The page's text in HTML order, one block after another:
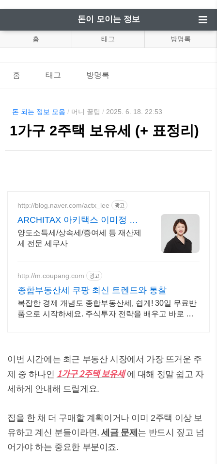
돈이 모이는 정보
홈 태그 방명록
홈 태그 방명록
돈 되는 정보 모음 / 머니 꿀팁 / 2025. 6. 18. 22:53
1가구 2주택 보유세 (+ 표정리)
http://blog.naver.com/actx_lee 광고
ARCHITAX 아키택스 이미정 세
무사
양도소득세/상속세/증여세 등 재산제
세 전문 세무사
http://m.coupang.com 광고
종합부동산세 쿠팡 최신 트렌드와 통찰
복잡한 경제 개념도 종합부동산세, 쉽게! 30일 무료반
품으로 시작하세요. 주식투자 전략을 배우고 바로 실
이번 시간에는 최근 부동산 시장에서 가장 뜨거운 주
제 중 하나인 1가구 2주택 보유세 에 대해 정말 쉽고 자
세하게 안내해 드릴게요.
집을 한 채 더 구매할 계획이거나 이미 2주택 이상 보
유하고 계신 분들이라면,세금 문제 는 반드시 짚고 넘
어가야 하는 중요한 부분이죠.